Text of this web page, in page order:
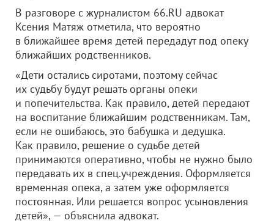
В разговоре с журналистом 66.RU адвокат
Ксения Матяж отметила, что вероятно
в ближайшее время детей передадут под опеку
ближайших родственников.
«Дети остались сиротами, поэтому сейчас
их судьбу будут решать органы опеки
и попечительства. Как правило, детей передают
на воспитание ближайшим родственникам. Там,
если не ошибаюсь, это бабушка и дедушка.
Как правило, решение о судьбе детей
принимаются оперативно, чтобы не нужно было
передавать их в спец.учреждения. Оформляется
временная опека, а затем уже оформляется
постоянная. Или решается вопрос усыновления
детей», — объяснила адвокат.